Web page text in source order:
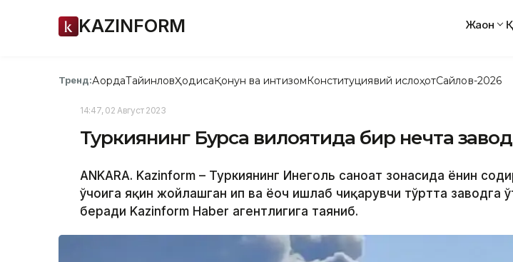
KAZINFORM Жаҳон
Тренд:АқордаТайинловҲодисаҚонун ва интизомКонституциявий ислоҳотСайлов-2026
14:47, 02 Август 2023
Туркиянинг Бурса вилоятида бир нечта завод
ANKARA. Kazinform – Туркиянинг Инеголь саноат зонасида ёнғин
ўчоғига яқин жойлашган ип ва ёғоч ишлаб чиқарувчи тўртта заводга
беради Kazinform Haber агентлигига таяниб.